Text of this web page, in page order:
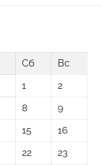
Сб
Вс
1
2
8
9
15
16
22 23